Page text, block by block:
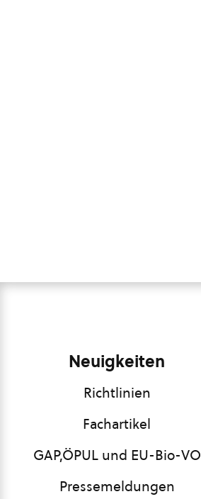
Neuigkeiten
Richtlinien
Fachartikel
GAP,ÖPUL und EU-Bio-VO
Pressemeldungen